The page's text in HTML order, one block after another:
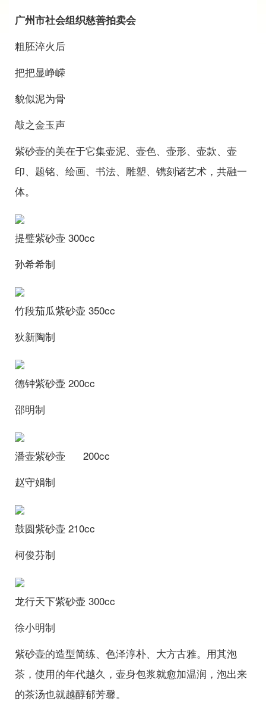
广州市社会组织慈善拍卖会
粗胚淬火后
把把显峥嵘
貌似泥为骨
敲之金玉声
紫砂壶的美在于它集壶泥、壶色、壶形、壶款、壶
印、题铭、绘画、书法、雕塑、镌刻诸艺术，共融一
体。
提璧紫砂壶 300cc
孙希希制
竹段茄瓜紫砂壶 350cc
狄新陶制
德钟紫砂壶 200cc
邵明制
潘壶紫砂壶 200cc
赵守娟制
鼓圆紫砂壶 210cc
柯俊芬制
龙行天下紫砂壶 300cc
徐小明制
紫砂壶的造型简练、色泽淳朴、大方古雅。用其泡
茶，使用的年代越久，壶身包浆就愈加温润，泡出来
的茶汤也就越醇郁芳馨。